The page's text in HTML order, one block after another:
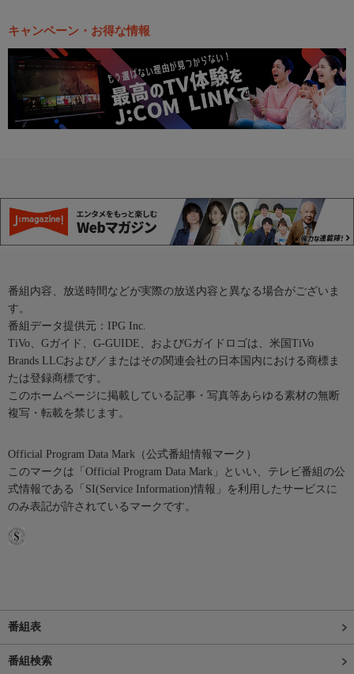
キャンペーン・お得な情報
番組内容、放送時間などが実際の放送内容と異なる場合がございま
す。
番組データ提供元：IPG Inc.
TiVo、Gガイド、G-GUIDE、およびGガイドロゴは、米国TiVo
Brands LLCおよび／またはその関連会社の日本国内における商標ま
たは登録商標です。
このホームページに掲載している記事・写真等あらゆる素材の無断
複写・転載を禁じます。
Official Program Data Mark（公式番組情報マーク）
このマークは「Official Program Data Mark」といい、テレビ番組の公
式情報である「SI(Service Information)情報」を利用したサービスに
のみ表記が許されているマークです。
番組表
番組検索